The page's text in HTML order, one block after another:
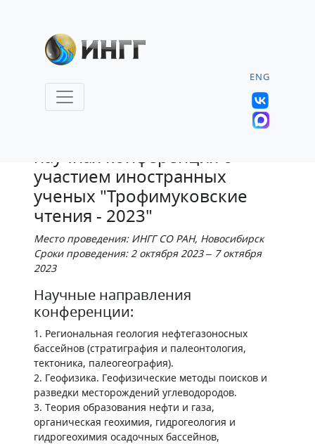
ENG
Всероссийская молодежная
научная конференция с
участием иностранных
ученых "Трофимуковские
чтения - 2023"
Место проведения: ИНГГ СО РАН, Новосибирск
Сроки проведения: 2 октября 2023 – 7 октября
2023
Научные направления
конференции:
1. Региональная геология нефтегазоносных
бассейнов (стратиграфия и палеонтология,
тектоника, палеогеография).
2. Геофизика. Геофизические методы поисков и
разведки месторождений углеводородов.
3. Теория образования нефти и газа,
органическая геохимия, гидрогеология и
гидрогеохимия осадочных бассейнов,